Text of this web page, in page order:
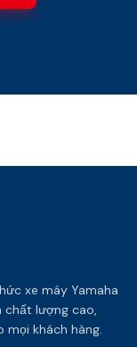
xe máy Yamaha
chất lượng cao,
khách hàng.